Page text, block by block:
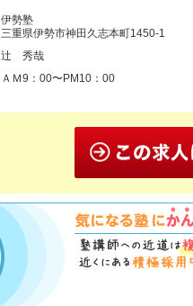
伊勢塾
三重県伊勢市神田久志本町1450-1
辻 秀哉
ＡＭ9：00〜PM10：00